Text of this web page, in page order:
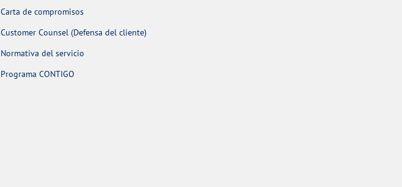
Carta de compromisos
Customer Counsel (Defensa del cliente)
Normativa del servicio
Programa CONTIGO